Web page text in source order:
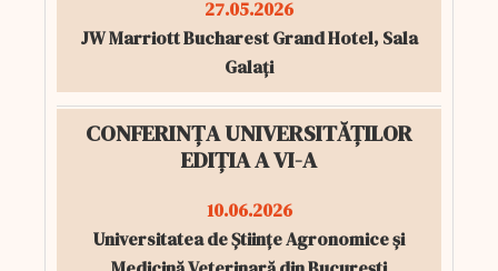
27.05.2026
JW Marriott Bucharest Grand Hotel, Sala
Galați
CONFERINȚA UNIVERSITĂȚILOR
EDIȚIA A VI-A
10.06.2026
Universitatea de Științe Agronomice și